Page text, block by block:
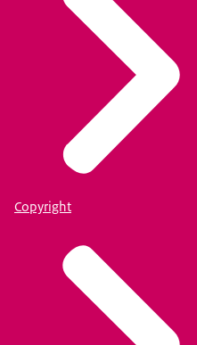
Copyright